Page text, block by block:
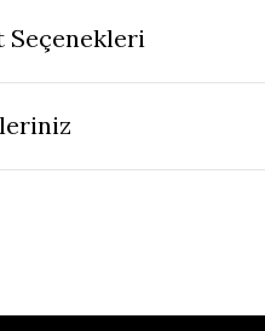
Seçenekleri